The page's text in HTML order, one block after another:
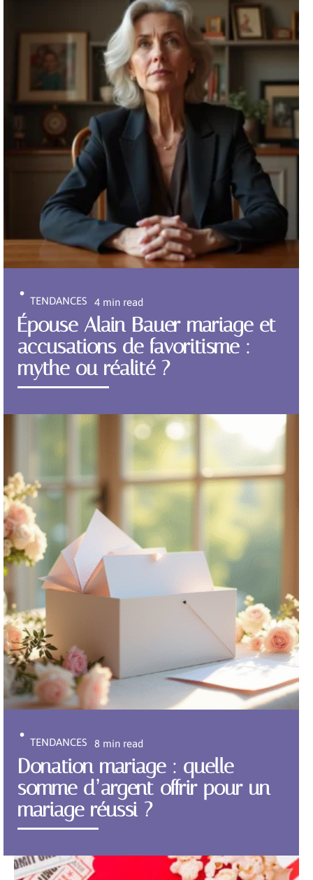
TENDANCES 4 min read
Épouse Alain Bauer mariage et
accusations de favoritisme :
mythe ou réalité ?
TENDANCES 8 min read
Donation mariage : quelle
somme d’argent offrir pour un
mariage réussi ?